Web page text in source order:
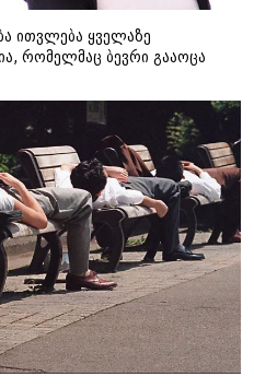
ითვლება ყველაზე
რომელმაც ბევრი გააოცა